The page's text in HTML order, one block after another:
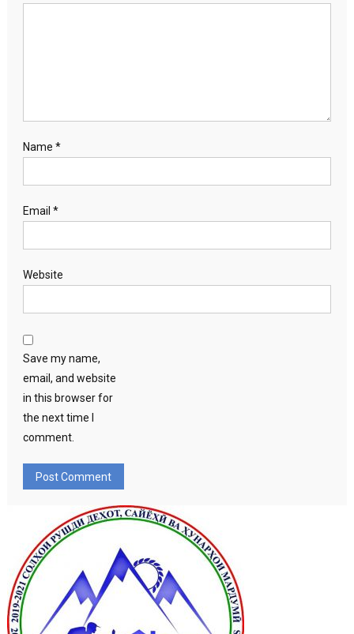
Name *
Email *
Website
Save my name,
email, and website
in this browser for
the next time I
comment.